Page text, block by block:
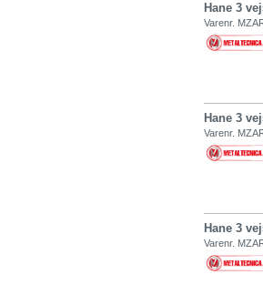
Hane 3
Varenr.
Hane 3
Varenr.
Hane 3
Varenr.